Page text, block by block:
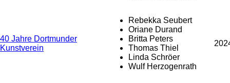
40 Jahre Dortmunder
Kunstverein
Rebekka Seubert
Oriane Durand
Britta Peters
Thomas Thiel
Linda Schröer
Wulf Herzogenrath